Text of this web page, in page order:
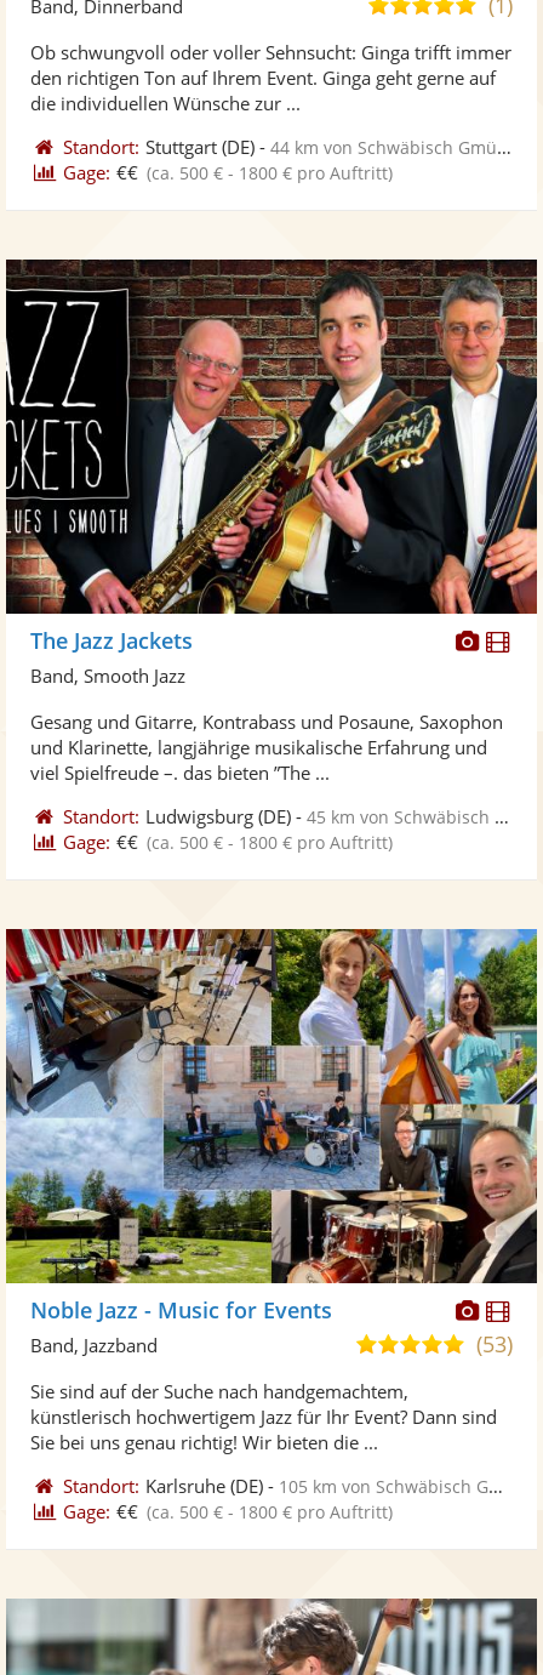
Fotos
5
Band, Dinnerband
Ob schwungvoll oder voller Sehnsucht: Ginga trifft immer
den richtigen Ton auf Ihrem Event. Ginga geht gerne auf
die individuellen Wünsche zur ...
Standort: Stuttgart (DE) -44 km von Schwäbisch Gmünd
Gage: €€ (ca. 500 € - 1800 € pro Auftritt)
Fotos
The Jazz Jackets
Band, Smooth Jazz
Gesang und Gitarre, Kontrabass und Posaune, Saxophon
und Klarinette, langjährige musikalische Erfahrung und
viel Spielfreude –. das bieten ”The ...
Standort: Ludwigsburg (DE) -45 km von Schwäbisch Gmünd
Gage: €€ (ca. 500 € - 1800 € pro Auftritt)
Noble Jazz - Music for Events
5,0(53)
Band, Jazzband
Sie sind auf der Suche nach handgemachtem,
künstlerisch hochwertigem Jazz für Ihr Event? Dann sind
Sie bei uns genau richtig! Wir bieten die ...
Standort: Karlsruhe (DE) - 105 km von Schwäbisch Gmünd
Gage: €€ (ca. 500 € - 1800 € pro Auftritt)